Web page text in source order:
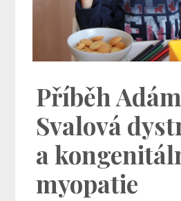
Příběh
Svalová
a
myopatie